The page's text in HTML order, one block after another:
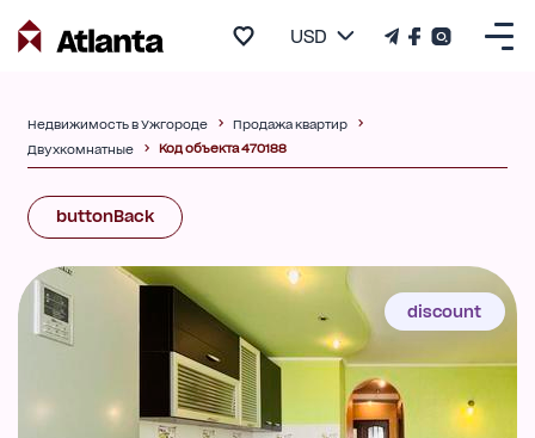
USD
Недвижимость в Ужгороде
Продажа квартир
Двухкомнатные
Код объекта 470188
buttonBack
discount